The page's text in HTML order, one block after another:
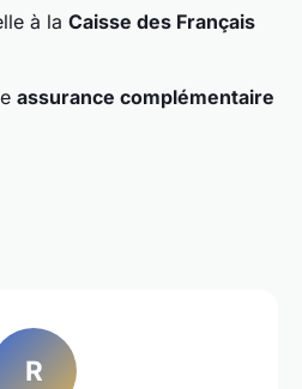
à la Caisse des Français
assurance complémentaire
R